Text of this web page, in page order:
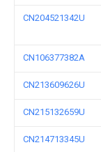
CN204521342U
CN106377382A
CN213609626U
CN215132659U
CN214713345U